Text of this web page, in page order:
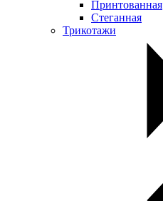
Принтованная
Стеганная
Трикотажи